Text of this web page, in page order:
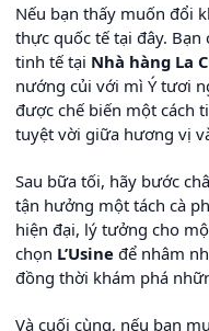
Nếu bạn thấy muốn đổi
thực quốc tế tại đây. Bạn
tinh tế tại Nhà hàng La
nướng củi với mì Ý tươi
được chế biến một cách
tuyệt vời giữa hương vị
Sau bữa tối, hãy bước
tận hưởng một tách cà
hiện đại, lý tưởng cho
chọn L’Usine để nhâm
đồng thời khám phá
Và cuối cùng, nếu bạn